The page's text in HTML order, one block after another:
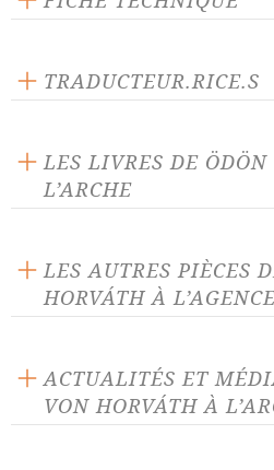
Langue source : allemand
Nombre de personnages
TRADUCTEUR.RICE.S
Bernard Kreiss
LES LIVRES DE
L’ARCHE
LES AUTRES PIÈCES
HORVÁTH À
Dosa (fragments)
ACTUALITÉS ET
VON HORVÁTH À